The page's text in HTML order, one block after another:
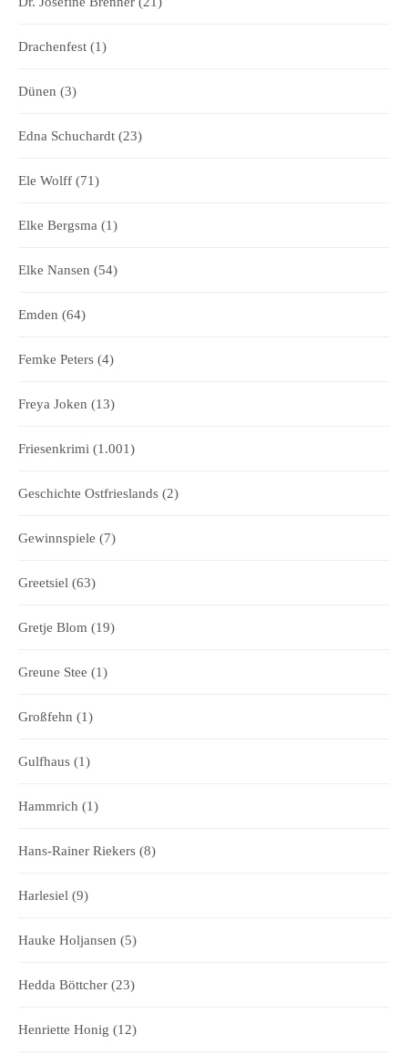
Drachenfest (1)
Dünen (3)
Edna Schuchardt (23)
Ele Wolff (71)
Elke Bergsma (1)
Elke Nansen (54)
Emden (64)
Femke Peters (4)
Freya Joken (13)
Friesenkrimi (1.001)
Geschichte Ostfrieslands (2)
Gewinnspiele (7)
Greetsiel (63)
Gretje Blom (19)
Greune Stee (1)
Großfehn (1)
Gulfhaus (1)
Hammrich (1)
Hans-Rainer Riekers (8)
Harlesiel (9)
Hauke Holjansen (5)
Hedda Böttcher (23)
Henriette Honig (12)